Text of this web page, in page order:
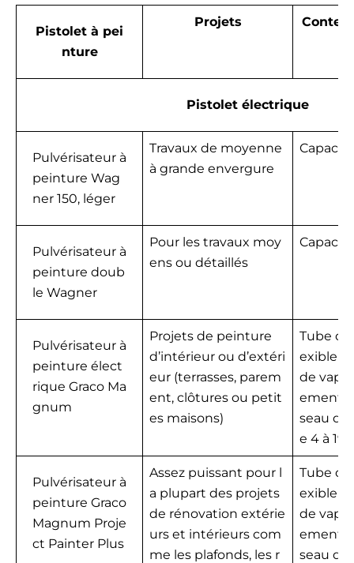
Pistolet à pei
nture
Projets
Pistolet électrique
Pulvérisateur à
peinture Wag
ner 150, léger
Travaux de moyenne
à grande envergure
Pulvérisateur à
peinture doub
le Wagner
Pour les travaux moy
ens ou détaillés
Pulvérisateur à
peinture élect
rique Graco Ma
gnum
Projets de peinture
d’intérieur ou d’extéri
eur (terrasses, parem
ent, clôtures ou petit
es maisons)
Tube
exible
de
ement à
seau
e 4 à 19
Pulvérisateur à
peinture Graco
Magnum Proje
ct Painter Plus
Assez puissant pour l
a plupart des projets
de rénovation extérie
urs et intérieurs com
me les plafonds, les r
Tube
exible
de
ement à
seau